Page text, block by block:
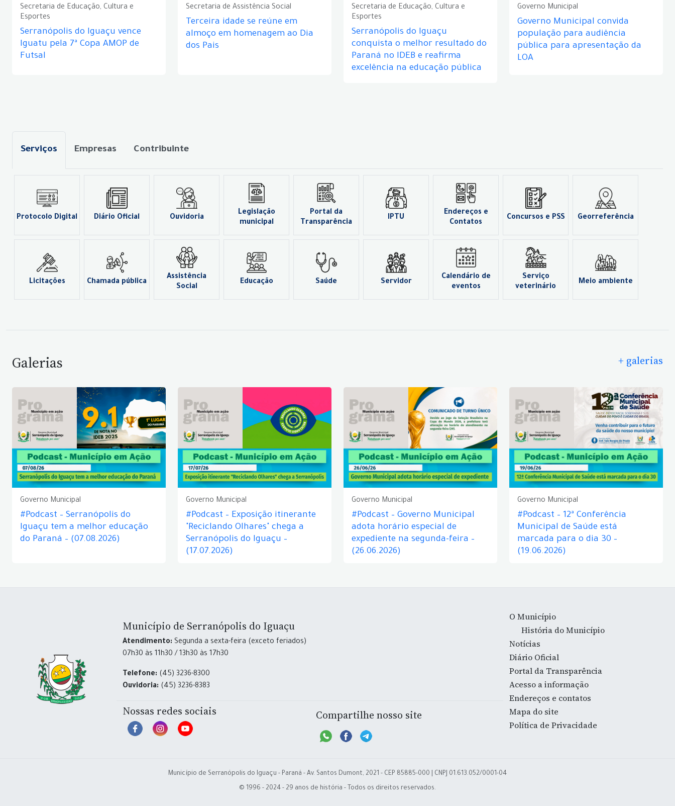
Secretaria de Educação, Cultura e
Esportes
Serranópolis do Iguaçu vence
Iguatu pela 7ª Copa AMOP de
Futsal
Secretaria de Assistência Social
Terceira idade se reúne em
almoço em homenagem ao Dia
dos Pais
Secretaria de Educação, Cultura e
Esportes
Serranópolis do Iguaçu
conquista o melhor resultado do
Paraná no IDEB e reafirma
excelência na educação pública
Governo Municipal
Governo Municipal convida
população para audiência
pública para apresentação da
LOA
Serviços Empresas Contribuinte
Protocolo Digital Diário Oficial Ouvidoria
Legislação
municipal
Portal da
Transparência
IPTU
Endereços e
Contatos
Concursos e PSS Georreferência
Licitações Chamada pública
Assistência
Social
Educação Saúde Servidor
Calendário de
eventos
Serviço
veterinário
Meio ambiente
Galerias + galerias
Governo Municipal
#Podcast – Serranópolis do
Iguaçu tem a melhor educação
do Paraná – (07.08.2026)
Governo Municipal
#Podcast – Exposição itinerante
"Reciclando Olhares" chega a
Serranópolis do Iguaçu –
(17.07.2026)
Governo Municipal
#Podcast – Governo Municipal
adota horário especial de
expediente na segunda-feira –
(26.06.2026)
Governo Municipal
#Podcast – 12ª Conferência
Municipal de Saúde está
marcada para o dia 30 –
(19.06.2026)
Município de Serranópolis do Iguaçu
Atendimento: Segunda a sexta-feira (exceto feriados)
07h30 às 11h30 / 13h30 às 17h30
Telefone: (45) 3236-8300
Ouvidoria: (45) 3236-8383
Nossas redes sociais Compartilhe nosso site
O Município
História do Município
Notícias
Diário Oficial
Portal da Transparência
Acesso a informação
Endereços e contatos
Mapa do site
Política de Privacidade
Município de Serranópolis do Iguaçu - Paraná - Av. Santos Dumont, 2021 - CEP 85885-000 | CNPJ 01.613.052/0001-04
© 1996 - 2024 - 29 anos de história - Todos os direitos reservados.